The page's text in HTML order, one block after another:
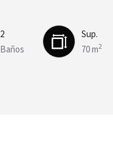
2
Baños
Sup.
70 m2